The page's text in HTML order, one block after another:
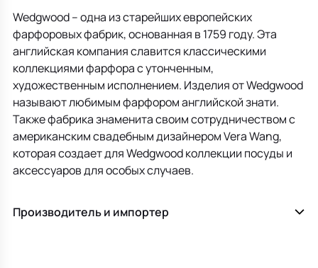
Wedgwood – одна из старейших европейских
фарфоровых фабрик, основанная в 1759 году. Эта
английская компания славится классическими
коллекциями фарфора с утонченным,
художественным исполнением. Изделия от Wedgwood
называют любимым фарфором английской знати.
Также фабрика знаменита своим сотрудничеством с
американским свадебным дизайнером Vera Wang,
которая создает для Wedgwood коллекции посуды и
аксессуаров для особых случаев.
Производитель и импортер